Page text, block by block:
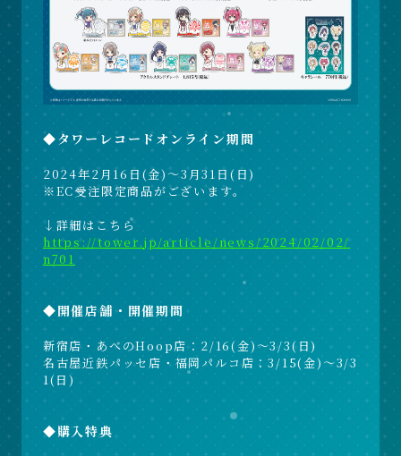
◆タワーレコードオンライン期間
2024年2月16日(金)～3月31日(日)
※EC受注限定商品がございます。
↓詳細はこちら
https://tower.jp/article/news/2024/02/02/
n701
◆開催店舗・開催期間
新宿店・あべのHoop店：2/16(金)～3/3(日)
名古屋近鉄パッセ店・福岡パルコ店：3/15(金)～3/3
1(日)
◆購入特典